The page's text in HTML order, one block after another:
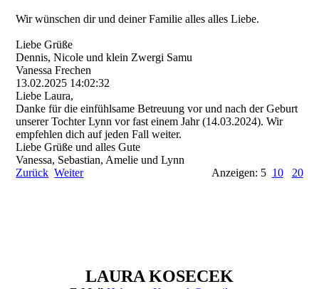
Wir wünschen dir und deiner Familie alles alles Liebe.
Liebe Grüße
Dennis, Nicole und klein Zwergi Samu
Vanessa Frechen
13.02.2025 14:02:32
Liebe Laura,
Danke für die einfühlsame Betreuung vor und nach der Geburt
unserer Tochter Lynn vor fast einem Jahr (14.03.2024). Wir
empfehlen dich auf jeden Fall weiter.
Liebe Grüße und alles Gute
Vanessa, Sebastian, Amelie und Lynn
Zurück Weiter Anzeigen: 5 10 20
LAURA KOSECEK